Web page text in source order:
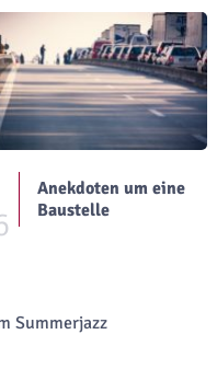
Anekdoten um eine
Baustelle
Summerjazz